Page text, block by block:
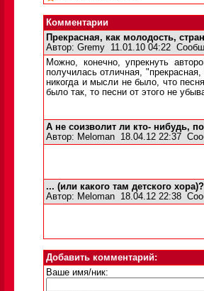
Комментарии
Прекрасная, как молодость,
Автор: Gremy 11.01.10 04:22
Можно, конечно, упрекнуть
получилась отличная,
никогда и мысли не было, что
было так, то песни от этого не
А не соизволит ли кто- нибудь,
Автор: Meloman 18.04.12 22:37
... (или какого там детского хора)?
Автор: Meloman 18.04.12 22:38
Добавить комментарий:
Ваше имя/ник: